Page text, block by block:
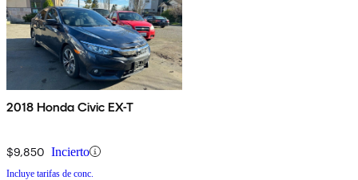
2018 Honda Civic EX-T
$9,850 Incierto
Incluye tarifas de conc.